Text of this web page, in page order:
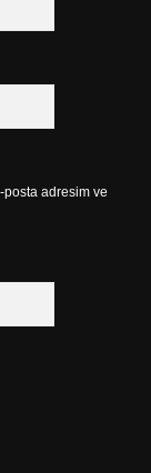
posta adresim ve